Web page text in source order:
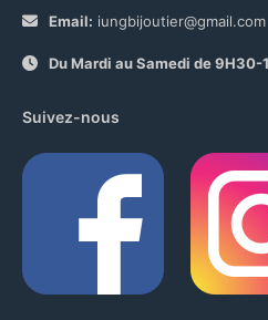
Email: iungbijoutier@gmail.com
Du Mardi au Samedi de 9H30-
Suivez-nous